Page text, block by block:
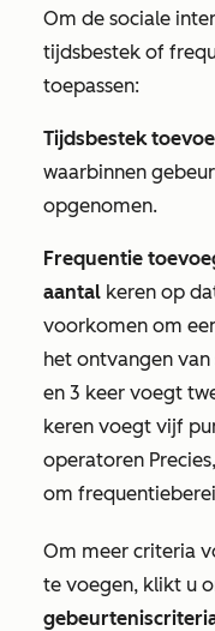
Om de sociale
tijdsbestek of
toepassen:
Tijdsbestek
waarbinnen
opgenomen.
Frequentie
aantal keren op
voorkomen om
het ontvangen
en 3 keer voegt
keren voegt vijf
operatoren Precies,
om
Om meer criteria
te voegen, klikt u